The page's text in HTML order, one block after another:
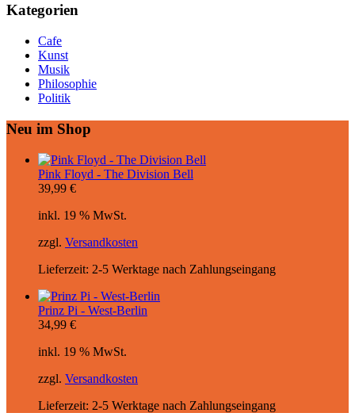
Kategorien
Cafe
Kunst
Musik
Philosophie
Politik
Neu im Shop
Pink Floyd - The Division Bell
39,99 €
inkl. 19 % MwSt.
zzgl. Versandkosten
Lieferzeit: 2-5 Werktage nach Zahlungseingang
Prinz Pi - West-Berlin
34,99 €
inkl. 19 % MwSt.
zzgl. Versandkosten
Lieferzeit: 2-5 Werktage nach Zahlungseingang